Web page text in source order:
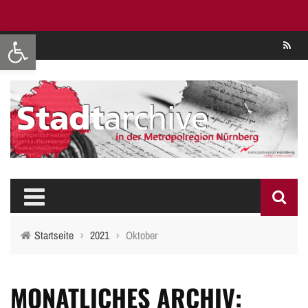
Werkzeugleiste öffnen
Startseite › 2021 › Oktober
MONATLICHES ARCHIV: